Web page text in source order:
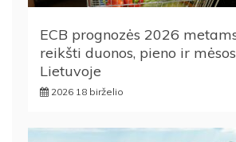
ECB prognozės 2026
reikšti duonos, pieno ir
Lietuvoje
2026 18 birželio